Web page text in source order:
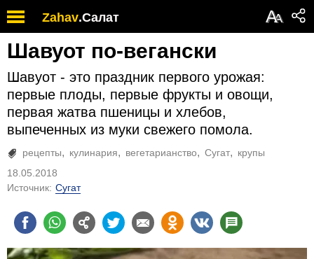
Zahav.Салат АА
Шавуот по-вегански
Шавуот - это праздник первого урожая:
первые плоды, первые фрукты и овощи,
первая жатва пшеницы и хлебов,
выпеченных из муки свежего помола.
рецепты кулинария вегетарианство Сугат
крупы
18.05.2018
Источник: Сугат